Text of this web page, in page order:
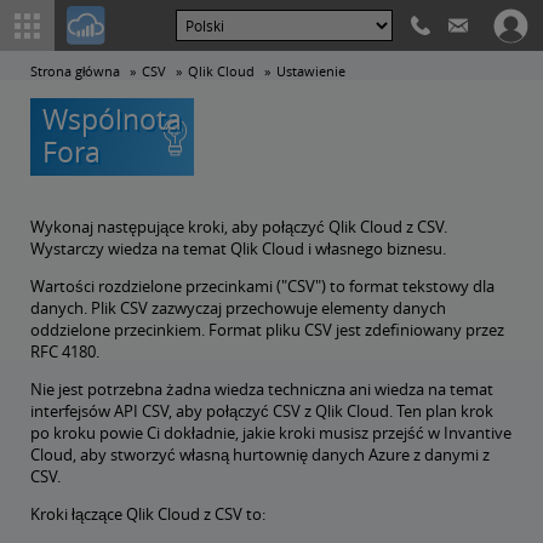
Strona główna CSV Qlik Cloud Ustawienie
Wykonaj następujące kroki, aby połączyć Qlik Cloud z CSV.
Wystarczy wiedza na temat Qlik Cloud i własnego biznesu.
Wartości rozdzielone przecinkami ("CSV") to format tekstowy dla
danych. Plik CSV zazwyczaj przechowuje elementy danych
oddzielone przecinkiem. Format pliku CSV jest zdefiniowany przez
RFC 4180.
Nie jest potrzebna żadna wiedza techniczna ani wiedza na temat
interfejsów API CSV, aby połączyć CSV z Qlik Cloud. Ten plan krok
po kroku powie Ci dokładnie, jakie kroki musisz przejść w Invantive
Cloud, aby stworzyć własną hurtownię danych Azure z danymi z
CSV.
Kroki łączące Qlik Cloud z CSV to:
Wspólnota
Fora